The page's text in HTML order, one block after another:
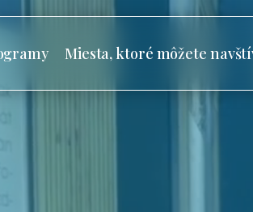
Miesta, ktoré môžete